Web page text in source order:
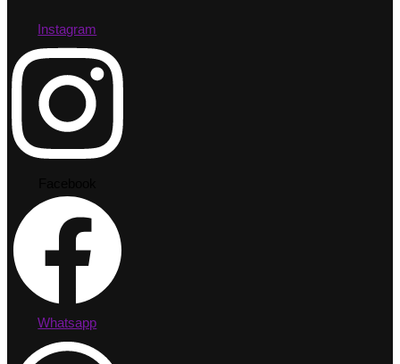
Instagram
Whatsapp